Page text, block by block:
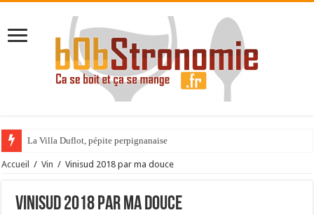
La Villa Duflot, pépite perpignanaise
Champagne !!!
Accueil / Vin / Vinisud 2018 par ma douce
Vinisud 2018 par ma douce